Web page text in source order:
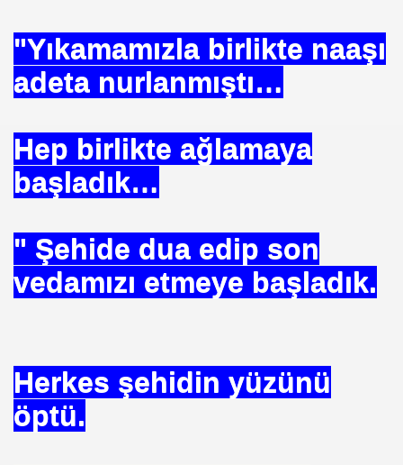
"Yıkamamızla birlikte naaşı
adeta nurlanmıştı…
Hep birlikte ağlamaya
başladık…
" Şehide dua edip son
vedamızı etmeye başladık.
Herkes şehidin yüzünü
öptü.
-TIP BULUŞLARI
GÜRSES
.
Dr. Nevzat TARHAN- NP GURUP KURUMLARI